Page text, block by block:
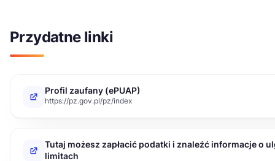
Przydatne linki
Profil zaufany (ePUAP)
https://pz.gov.pl/pz/index
Tutaj możesz zapłacić podatki i znaleźć informacje o
limitach